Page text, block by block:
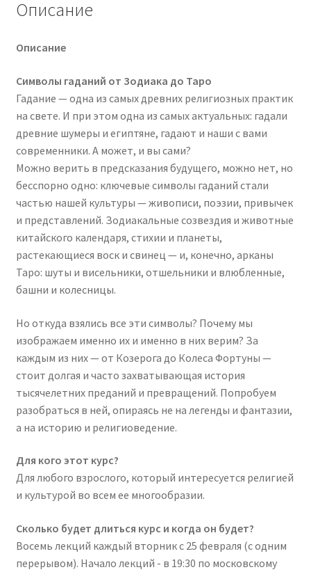
-
в
дни
(2025)
Описание
Описание
Символы гаданий от Зодиака до Таро
Гадание — одна из самых древних религиозных практик
на свете. И при этом одна из самых актуальных: гадали
древние шумеры и египтяне, гадают и наши с вами
современники. А может, и вы сами?
Можно верить в предсказания будущего, можно нет, но
бесспорно одно: ключевые символы гаданий стали
частью нашей культуры — живописи, поэзии, привычек
и представлений. Зодиакальные созвездия и животные
китайского календаря, стихии и планеты,
растекающиеся воск и свинец — и, конечно, арканы
Таро: шуты и висельники, отшельники и влюбленные,
башни и колесницы.
Но откуда взялись все эти символы? Почему мы
изображаем именно их и именно в них верим? За
каждым из них — от Козерога до Колеса Фортуны —
стоит долгая и часто захватывающая история
тысячелетних преданий и превращений. Попробуем
разобраться в ней, опираясь не на легенды и фантазии,
а на историю и религиоведение.
Для кого этот курс?
Для любого взрослого, который интересуется религией
и культурой во всем ее многообразии.
Сколько будет длиться курс и когда он будет?
Восемь лекций каждый вторник c 25 февраля (с одним
перерывом). Начало лекций - в 19:30 по московскому